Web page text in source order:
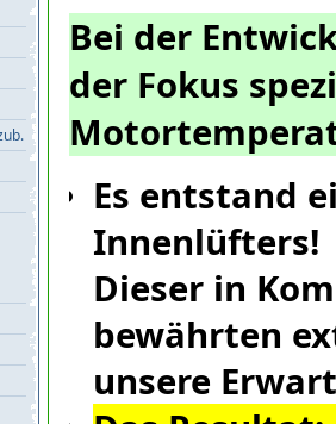
Bei der
der Fokus
Es entstand
Innenlüfters!
Dieser in
bewährten
unsere